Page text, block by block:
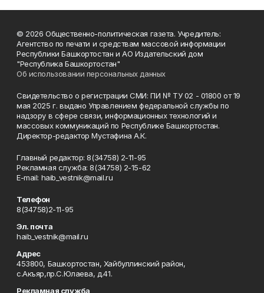
© 2026 Общественно-политическая газета. Учредитель:
Агентство по печати и средствам массовой информации
Республики Башкортостан и АО Издательский дом
"Республика Башкортостан"
Об использовании персональных данных
Свидетельство о регистрации СМИ: ПИ № ТУ 02 - 01800 от 19
мая 2025 г. выдано Управлением федеральной службы по
надзору в сфере связи, информационных технологий и
массовых коммуникаций по Республике Башкортостан.
Директор-редактор Мустафина А.К.
Главный редактор: 8(34758) 2-11-95
Рекламная служба: 8(34758) 2-15-62
Е-mаil: haib_vestnik@mail.ru
Телефон
8(34758)2-11-95
Эл. почта
haib_vestnik@mail.ru
Адрес
453800, Башкортостан, Хайбуллинский район,
с.Акъяр,пр.С.Юлаева, д.41.
Рекламная служба